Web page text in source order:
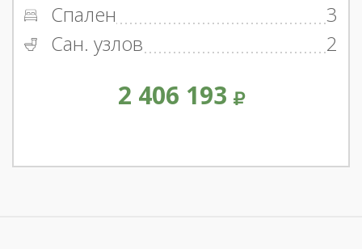
Спален
3
Сан. узлов
2
2 406 193